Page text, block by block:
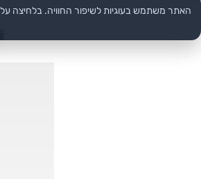
האתר משתמש בעוגיות לשיפור החוויה. בלחיצה